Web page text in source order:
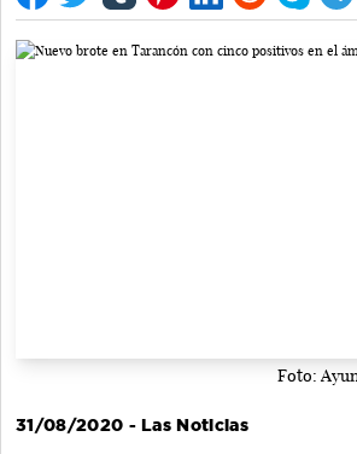
Foto:
31/08/2020 - Las Noticias